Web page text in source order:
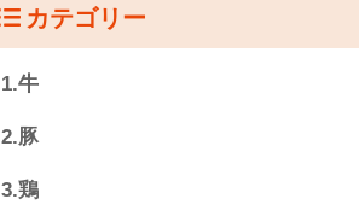
カテゴリー
1.牛
2.豚
3.鶏